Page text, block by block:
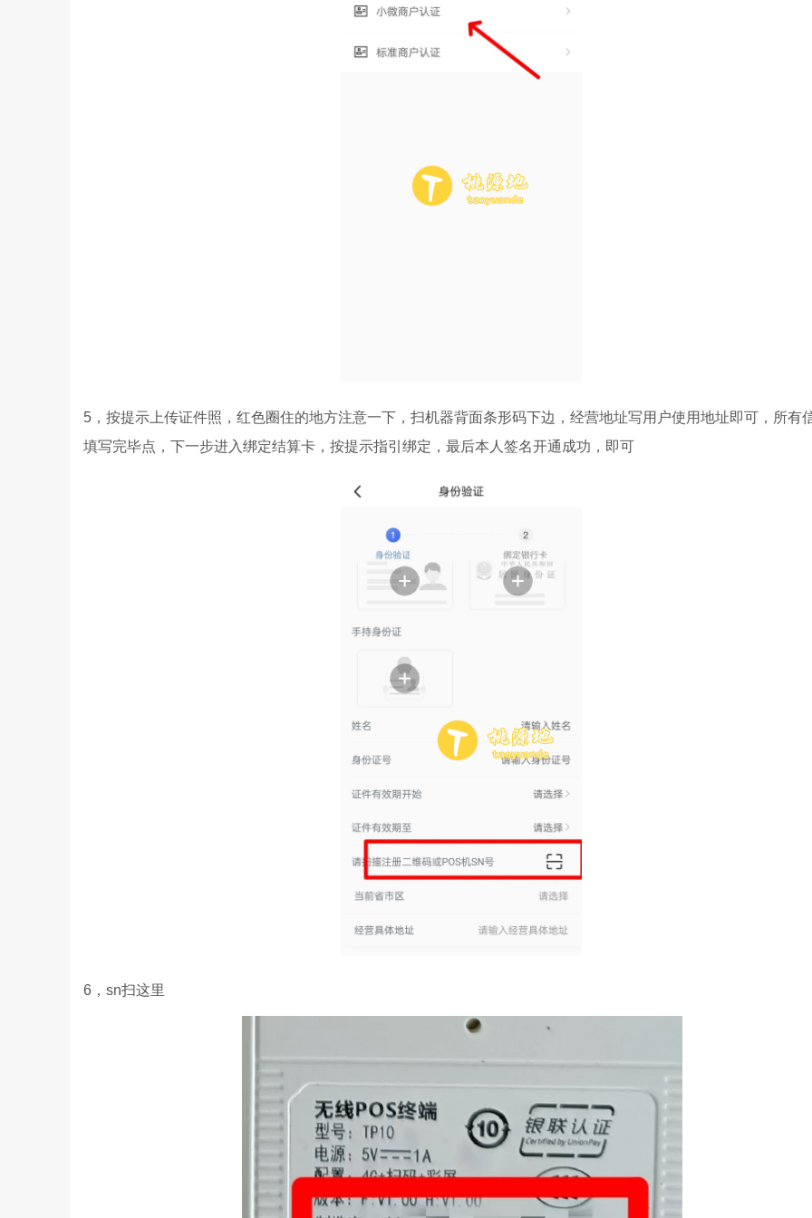
5，按提示上传证件照，红色圈住的地方注意一下，扫机器背面条形码下边，经营地址写用户使用地址即可，所有
填写完毕点，下一步进入绑定结算卡，按提示指引绑定，最后本人签名开通成功，即可
6，sn扫这里